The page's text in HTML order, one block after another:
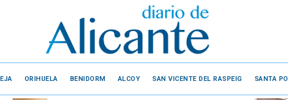
ORIHUELA BENIDORM ALCOY SAN VICENTE DEL RASPEIG SANTA